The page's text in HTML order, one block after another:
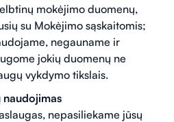
mokėjimo duomenų,
su Mokėjimo sąskaitomis;
negauname ir
jokių duomenų ne
vykdymo tikslais.
naudojimas
nepasiliekame jūsų